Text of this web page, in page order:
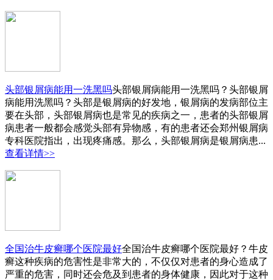
头部银屑病能用一洗黑吗头部银屑病能用一洗黑吗？头部银屑
病能用洗黑吗？头部是银屑病的好发地，银屑病的发病部位主
要在头部，头部银屑病也是常见的疾病之一，患者的头部银屑
病患者一般都会感觉头部有异物感，有的患者还会郑州银屑病
专科医院指出，出现疼痛感。那么，头部银屑病是银屑病患...
查看详情>>
全国治牛皮癣哪个医院最好全国治牛皮癣哪个医院最好？牛皮
癣这种疾病的危害性是非常大的，不仅仅对患者的身心造成了
严重的危害，同时还会危及到患者的身体健康，因此对于这种